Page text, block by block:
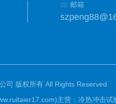
邮箱
司 版权所有 All Rights Reserved.
主营：冷热冲击